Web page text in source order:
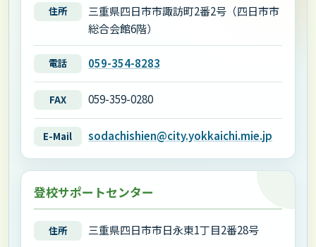
住所
三重県四日市市諏訪町2番2号（四日市市
総合会館6階）
電話 059-354-8283
FAX 059-359-0280
E-Mail sodachishien@city.yokkaichi.mie.jp
登校サポートセンター
住所 三重県四日市市日永東1丁目2番28号